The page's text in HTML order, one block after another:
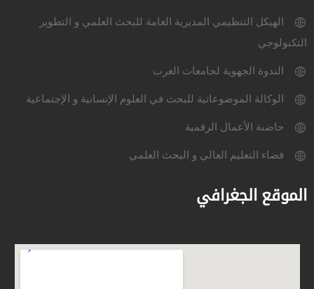
الهيكل التنظيمي المديرية العامة للبحث العلمي و التطوير
التكنولوجي
الندوة الجهوية لجامعات الغرب
الوكالة الموضوعاتية للبحث في العلوم الإنسانية و الإجتماعية
حاضنة الأعمال الرقمية
فضاء التعليم العالي و البحث العلمي
الموقع الجغرافي